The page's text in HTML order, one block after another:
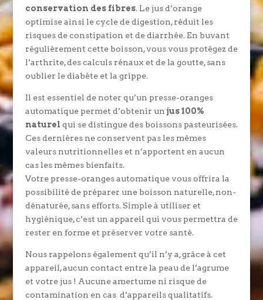
conservation des fibres. Le jus d’orange
optimise ainsi le cycle de digestion, réduit les
risques de constipation et de diarrhée. En buvant
régulièrement cette boisson, vous vous protégez de
l’arthrite, des calculs rénaux et de la goutte, sans
oublier le diabète et la grippe.
Il est essentiel de noter qu’un presse-oranges
automatique permet d’obtenir un jus 100%
naturel qui se distingue des boissons pasteurisées.
Ces dernières ne conservent pas les mêmes
valeurs nutritionnelles et n’apportent en aucun
cas les mêmes bienfaits.
Votre presse-oranges automatique vous offrira la
possibilité de préparer une boisson naturelle, non-
dénaturée, sans efforts. Simple à utiliser et
hygiénique, c’est un appareil qui vous permettra de
rester en forme et préserver votre santé.
Nous rappelons également qu’il n’y a, grâce à cet
appareil, aucun contact entre la peau de l’agrume
et votre jus ! Aucune amertume ni risque de
contamination en cas d’appareils qualitatifs.